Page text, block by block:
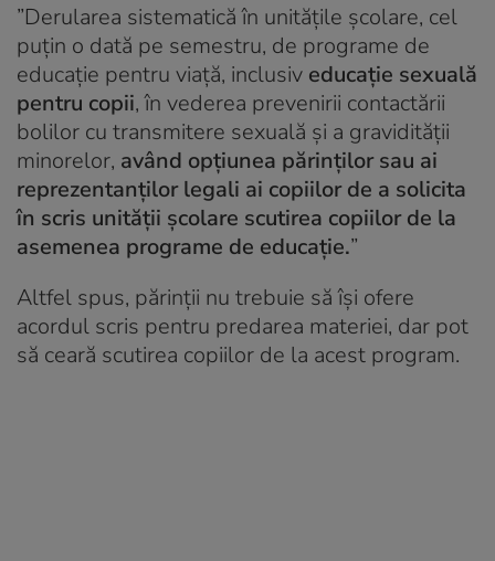
”Derularea sistematică în unitățile școlare, cel
puțin o dată pe semestru, de programe de
educație pentru viață, inclusiv educație sexuală
pentru copii, în vederea prevenirii contactării
bolilor cu transmitere sexuală și a gravidității
minorelor, având opțiunea părinților sau ai
reprezentanților legali ai copiilor de a solicita
în scris unității școlare scutirea copiilor de la
asemenea programe de educație.”
Altfel spus, părinții nu trebuie să își ofere
acordul scris pentru predarea materiei, dar pot
să ceară scutirea copiilor de la acest program.